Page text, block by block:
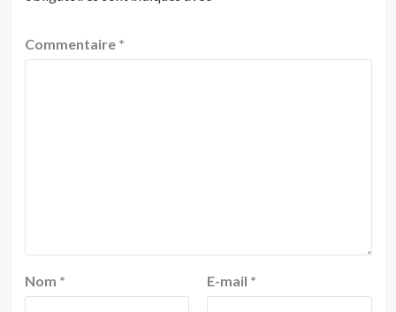
Commentaire *
Nom * E-mail *